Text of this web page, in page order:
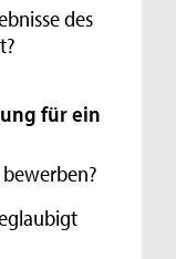
des
für ein